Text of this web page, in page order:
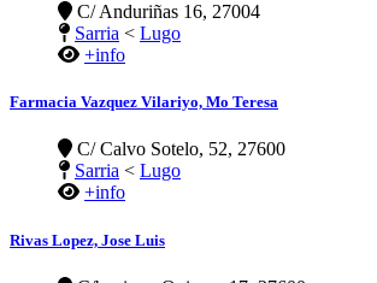
C/ Anduriñas 16, 27004
Sarria < Lugo
+info
Farmacia Vazquez Vilariyo, Mo Teresa
C/ Calvo Sotelo, 52, 27600
Sarria < Lugo
+info
Rivas Lopez, Jose Luis